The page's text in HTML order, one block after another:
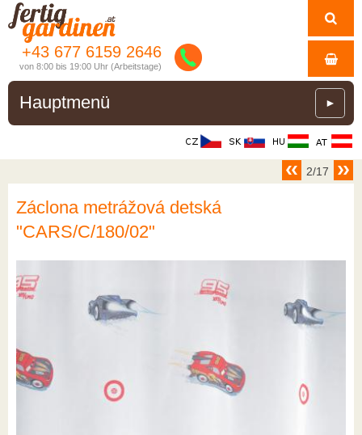
+43 677 6159 2646
von 8:00 bis 19:00 Uhr (Arbeitstage)
Hauptmenü ►
2/17
Záclona metrážová detská
"CARS/C/180/02"